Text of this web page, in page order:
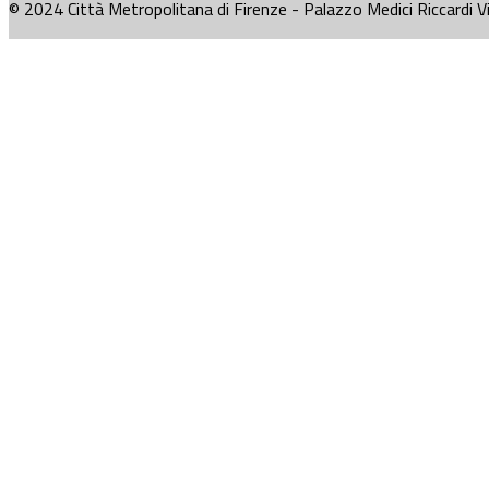
© 2024 Città Metropolitana di Firenze - Palazzo Medici Riccardi